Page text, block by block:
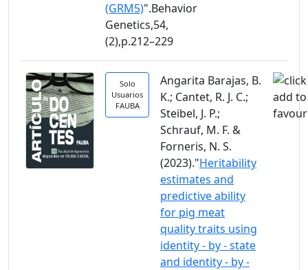
(GRM5)".Behavior
Genetics,54,
(2),p.212–229
Solo
Usuarios
FAUBA
Angarita Barajas, B.
K.; Cantet, R. J. C.;
Steibel, J. P.;
Schrauf, M. F. &
Forneris, N. S.
(2023)."Heritability
estimates and
predictive ability
for pig meat
quality traits using
identity - by - state
and identity - by -